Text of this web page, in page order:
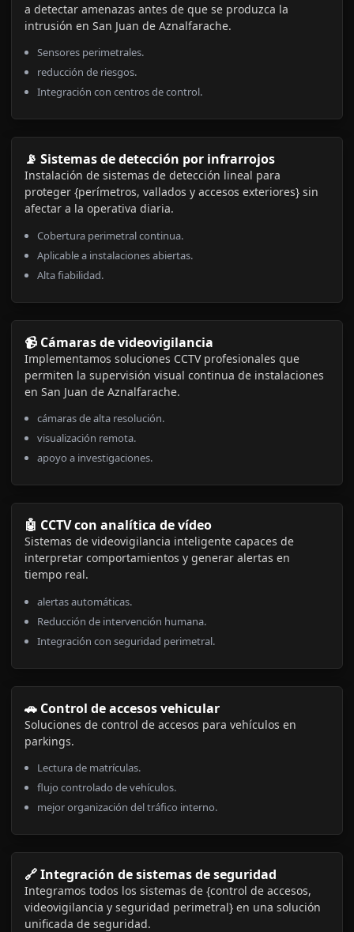
a detectar amenazas antes de que se produzca la
intrusión en San Juan de Aznalfarache.
Sensores perimetrales.
reducción de riesgos.
Integración con centros de control.
📡 Sistemas de detección por infrarrojos
Instalación de sistemas de detección lineal para
proteger {perímetros, vallados y accesos exteriores} sin
afectar a la operativa diaria.
Cobertura perimetral continua.
Aplicable a instalaciones abiertas.
Alta fiabilidad.
📹 Cámaras de videovigilancia
Implementamos soluciones CCTV profesionales que
permiten la supervisión visual continua de instalaciones
en San Juan de Aznalfarache.
cámaras de alta resolución.
visualización remota.
apoyo a investigaciones.
🤖 CCTV con analítica de vídeo
Sistemas de videovigilancia inteligente capaces de
interpretar comportamientos y generar alertas en
tiempo real.
alertas automáticas.
Reducción de intervención humana.
Integración con seguridad perimetral.
🚗 Control de accesos vehicular
Soluciones de control de accesos para vehículos en
parkings.
Lectura de matrículas.
flujo controlado de vehículos.
mejor organización del tráfico interno.
🔗 Integración de sistemas de seguridad
Integramos todos los sistemas de {control de accesos,
videovigilancia y seguridad perimetral} en una solución
unificada de seguridad.